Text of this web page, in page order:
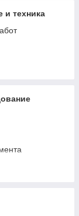
и техника